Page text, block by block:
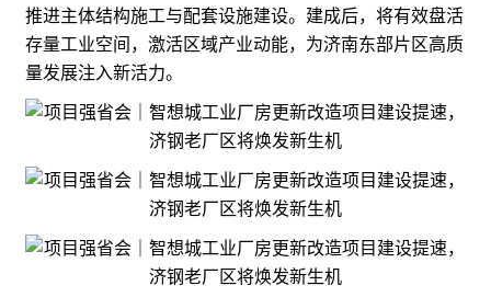
推进主体结构施工与配套设施建设。建成后，将有效盘活
存量工业空间，激活区域产业动能，为济南东部片区高质
量发展注入新活力。